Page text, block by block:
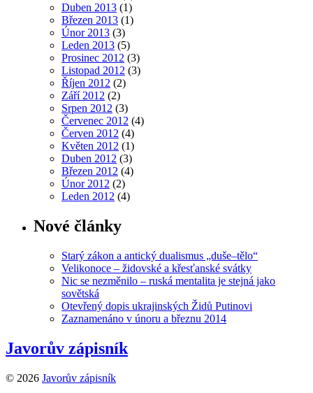
Duben 2013 (1)
Březen 2013 (1)
Únor 2013 (3)
Leden 2013 (5)
Prosinec 2012 (3)
Listopad 2012 (3)
Říjen 2012 (2)
Září 2012 (2)
Srpen 2012 (3)
Červenec 2012 (4)
Červen 2012 (4)
Květen 2012 (1)
Duben 2012 (3)
Březen 2012 (4)
Únor 2012 (2)
Leden 2012 (4)
Nové články
Starý zákon a antický dualismus „duše–tělo“
Velikonoce – židovské a křesťanské svátky
Nic se nezměnilo – ruská mentalita je stejná jako
sovětská
Otevřený dopis ukrajinských Židů Putinovi
Zaznamenáno v únoru a březnu 2014
Javorův zápisník
© 2026 Javorův zápisník